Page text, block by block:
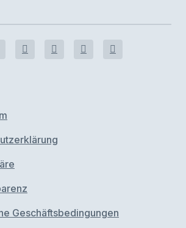
Geschäftsbedingungen